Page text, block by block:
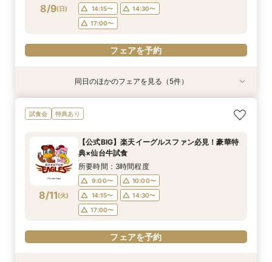
8/9(日)
14:15〜
14:30〜
17:00〜
フェアを予約
特典あり
8/9(日)
『徹底比較*2件目以降の方へ』見積もり相談×1
棟貸切邸宅体験
9:00〜
14:15〜
14:30〜
17:00〜
フェアを予約
特典あり
8/9(日)
【託児・医療サポート安心◎】15大特典★マタニ
ティ&ファミリーウエディング
9:00〜
14:15〜
14:30〜
18:00〜
フェアを予約
8/9(日)
【10名から1軒貸切】上質な邸宅を独占×豪華試
食でもてなす贅沢
9:00〜
14:15〜
14:30〜
18:00〜
フェアを予約
特典あり
8/9(日)
初めての見学でも安心！貸切邸宅を見学＆森と水
のチャペル模擬挙式＆試食付き相談会
9:00〜
14:15〜
14:30〜
17:00〜
フェアを予約
8/9(日)
来館不要【お家でオンライン相談会】スマホで簡
単！豪華10大特典
9:30〜
フェアを予約
同日のほかのフェアを見る（5件）
試食会 特典あり
8/11(火)
【公式BIG】楽天イーグルスファン必見！豪華特
典×仙台牛試食
所要時間：3時間程度
9:00〜
10:00〜
14:15〜
14:30〜
17:00〜
フェアを予約